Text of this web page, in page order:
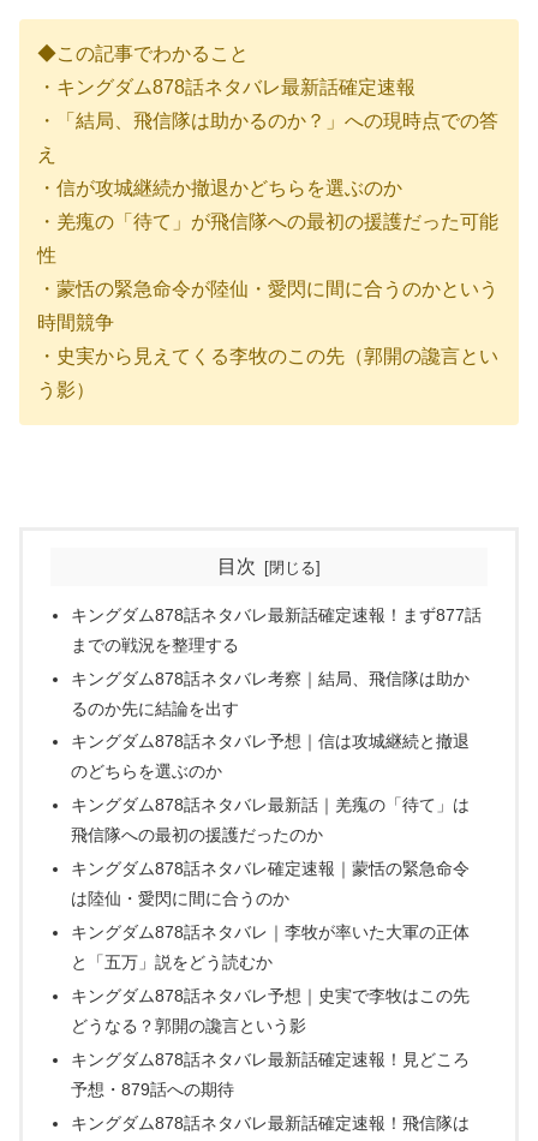
◆この記事でわかること
・キングダム878話ネタバレ最新話確定速報
・「結局、飛信隊は助かるのか？」への現時点での答
え
・信が攻城継続か撤退かどちらを選ぶのか
・羌瘣の「待て」が飛信隊への最初の援護だった可能
性
・蒙恬の緊急命令が陸仙・愛閃に間に合うのかという
時間競争
・史実から見えてくる李牧のこの先（郭開の讒言とい
う影）
目次
キングダム878話ネタバレ最新話確定速報！まず877話
までの戦況を整理する
キングダム878話ネタバレ考察｜結局、飛信隊は助か
るのか先に結論を出す
キングダム878話ネタバレ予想｜信は攻城継続と撤退
のどちらを選ぶのか
キングダム878話ネタバレ最新話｜羌瘣の「待て」は
飛信隊への最初の援護だったのか
キングダム878話ネタバレ確定速報｜蒙恬の緊急命令
は陸仙・愛閃に間に合うのか
キングダム878話ネタバレ｜李牧が率いた大軍の正体
と「五万」説をどう読むか
キングダム878話ネタバレ予想｜史実で李牧はこの先
どうなる？郭開の讒言という影
キングダム878話ネタバレ最新話確定速報！見どころ
予想・879話への期待
キングダム878話ネタバレ最新話確定速報！飛信隊は